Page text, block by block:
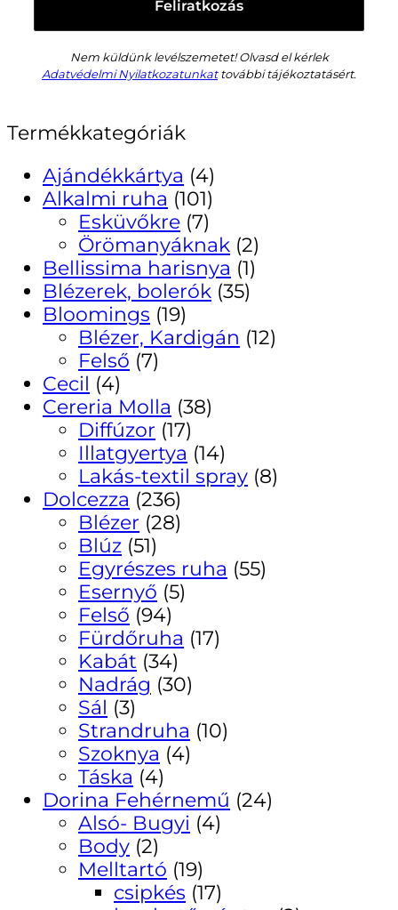
Nem küldünk levélszemetet! Olvasd el kérlek
Adatvédelmi Nyilatkozatunkattovábbi tájékoztatásért.
Termékkategóriák
Ajándékkártya (4)
Alkalmi ruha (101)
Esküvőkre (7)
Örömanyáknak (2)
Bellissima harisnya (1)
Blézerek, bolerók (35)
Bloomings (19)
Blézer, Kardigán (12)
Felső (7)
Cecil (4)
Cereria Molla (38)
Diffúzor (17)
Illatgyertya (14)
Lakás-textil spray (8)
Dolcezza (236)
Blézer (28)
Blúz (51)
Egyrészes ruha (55)
Esernyő (5)
Felső (94)
Fürdőruha (17)
Kabát (34)
Nadrág (30)
Sál (3)
Strandruha (10)
Szoknya (4)
Táska (4)
Dorina Fehérnemű (24)
Alsó- Bugyi (4)
Body (2)
Melltartó (19)
csipkés (17)